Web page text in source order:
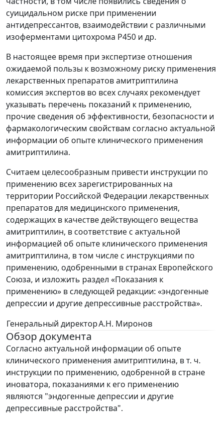
суицидальном риске при применении
антидепрессантов, взаимодействии с различными
изоферментами цитохрома Р450 и др.
В настоящее время при экспертизе отношения
ожидаемой пользы к возможному риску применения
лекарственных препаратов амитриптилина
комиссия экспертов во всех случаях рекомендует
указывать перечень показаний к применению,
прочие сведения об эффективности, безопасности и
фармакологическим свойствам согласно актуальной
информации об опыте клинического применения
амитриптилина.
Считаем целесообразным привести инструкции по
применению всех зарегистрированных на
территории Российской Федерации лекарственных
препаратов для медицинского применения,
содержащих в качестве действующего вещества
амитриптилин, в соответствие с актуальной
информацией об опыте клинического применения
амитриптилина, в том числе с инструкциями по
применению, одобренными в странах Европейского
Союза, и изложить раздел «Показания к
применению» в следующей редакции: «эндогенные
депрессии и другие депрессивные расстройства».
Генеральный директорА.Н. Миронов
Обзор документа
Согласно актуальной информации об опыте
клинического применения амитриптилина, в т. ч.
инструкции по применению, одобренной в стране
иноватора, показаниями к его применению
являются "эндогенные депрессии и другие
депрессивные расстройства".